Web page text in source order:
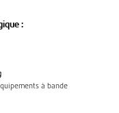
:
à bande